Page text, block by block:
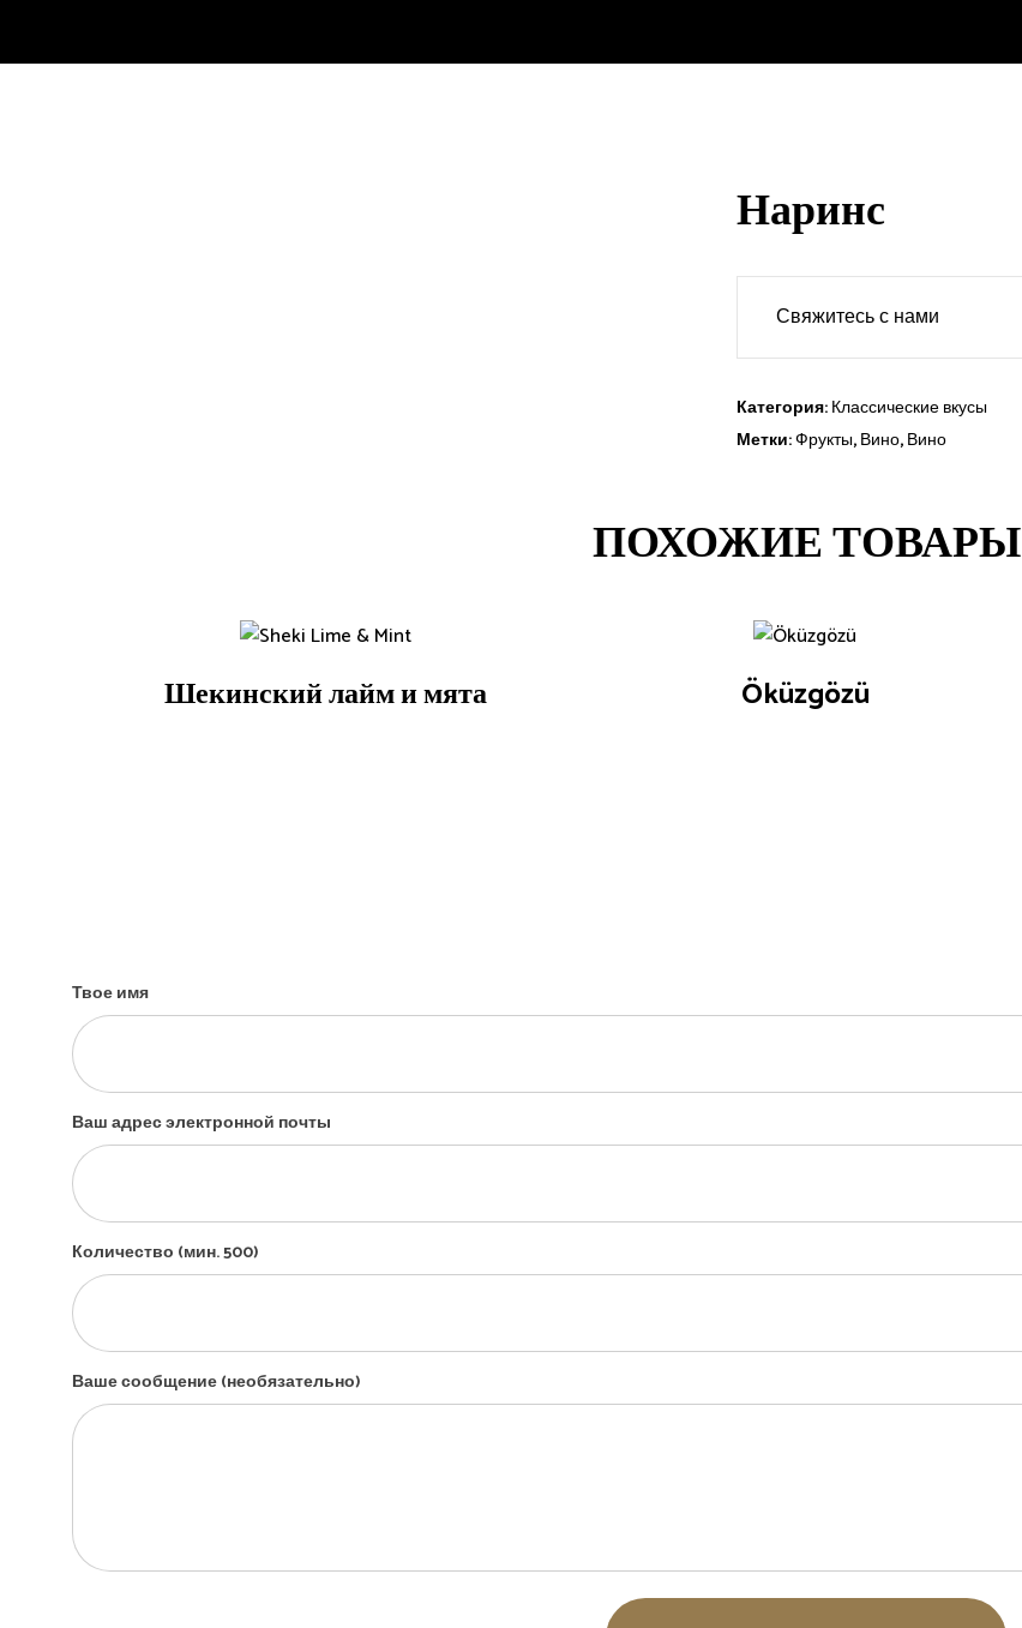
Наринс
Свяжитесь с нами
Категория:Классические вкусы
Метки:Фрукты,Вино,Вино
ПОХОЖИЕ ТОВАРЫ
Шекинский лайм и мята Öküzgözü
Твое имя
Ваш адрес электронной почты
Количество (мин. 500)
Ваше сообщение (необязательно)